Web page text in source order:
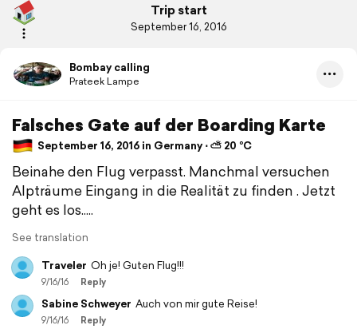
Trip start
September 16, 2016
Bombay calling
Prateek Lampe
Falsches Gate auf der Boarding Karte
September 16, 2016 in Germany ⋅ ⛅ 20 °C
Beinahe den Flug verpasst. Manchmal versuchen
Alpträume Eingang in die Realität zu finden . Jetzt
geht es los.....
See translation
Traveler Oh je! Guten Flug!!!
9/16/16 Reply
Sabine Schweyer Auch von mir gute Reise!
9/16/16 Reply